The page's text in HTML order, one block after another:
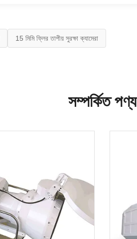
15 মিমি ফ্লির তাপীয় সুরক্ষা ক্যামেরা
সম্পর্কিত পণ্য